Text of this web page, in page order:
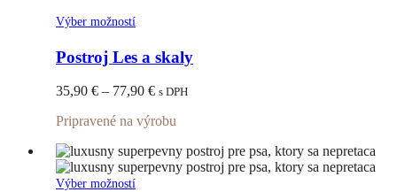
stránke
Výber možnostíTento
má
viacero
variantov.
Možnosti
si
môžete
vybrať
na
stránke
Postroj Les a skaly
35,90 € – 77,90 €Price
35,90 €
77,90 €
s DPH
Pripravené na výrobu
Výber možnostíTento